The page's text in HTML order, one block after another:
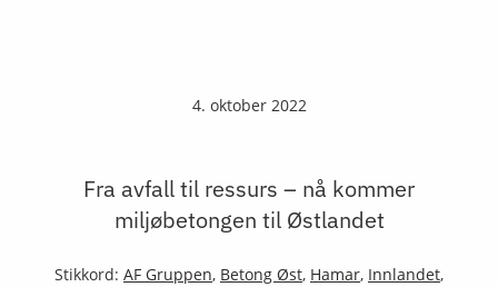
4. oktober 2022
Fra avfall til ressurs – nå kommer
miljøbetongen til Østlandet
Stikkord: AF Gruppen, Betong Øst, Hamar, Innlandet,